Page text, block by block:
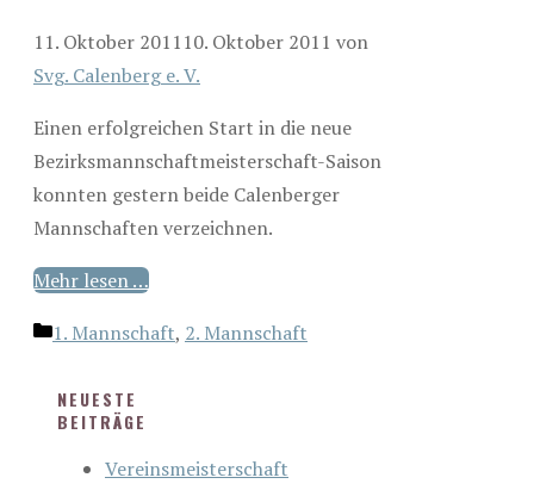
11. Oktober 201110. Oktober 2011 von
Svg. Calenberg e. V.
Einen erfolgreichen Start in die neue
Bezirksmannschaftmeisterschaft-Saison
konnten gestern beide Calenberger
Mannschaften verzeichnen.
Mehr lesen …
Kategorien
1. Mannschaft, 2. Mannschaft
NEUESTE
BEITRÄGE
Vereinsmeisterschaft